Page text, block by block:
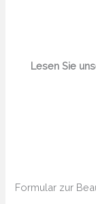
Lesen Sie
Formular zur